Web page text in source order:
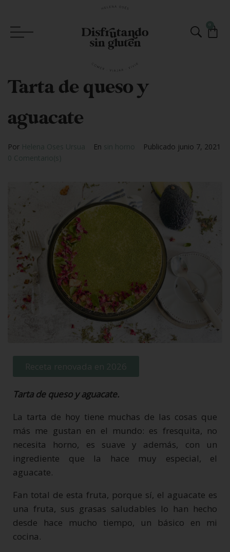
Tarta de queso y
aguacate
Por Helena Oses Ursua En sin horno Publicado junio 7, 2021
0 Comentario(s)
Receta renovada en 2026
Tarta de queso y aguacate.
La tarta de hoy tiene muchas de las cosas que
más me gustan en el mundo: es fresquita, no
necesita horno, es suave y además, con un
ingrediente que la hace muy especial, el
aguacate.
Fan total de esta fruta, porque sí, el aguacate es
una fruta, sus grasas saludables lo han hecho
desde hace mucho tiempo, un básico en mi
cocina.